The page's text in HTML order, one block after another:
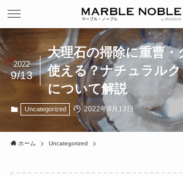
大理石の掃除に重曹・
使える？ナチュラル
について解説
2022
9/13
Uncategorized 2022年9月13日
ホーム Uncategorized